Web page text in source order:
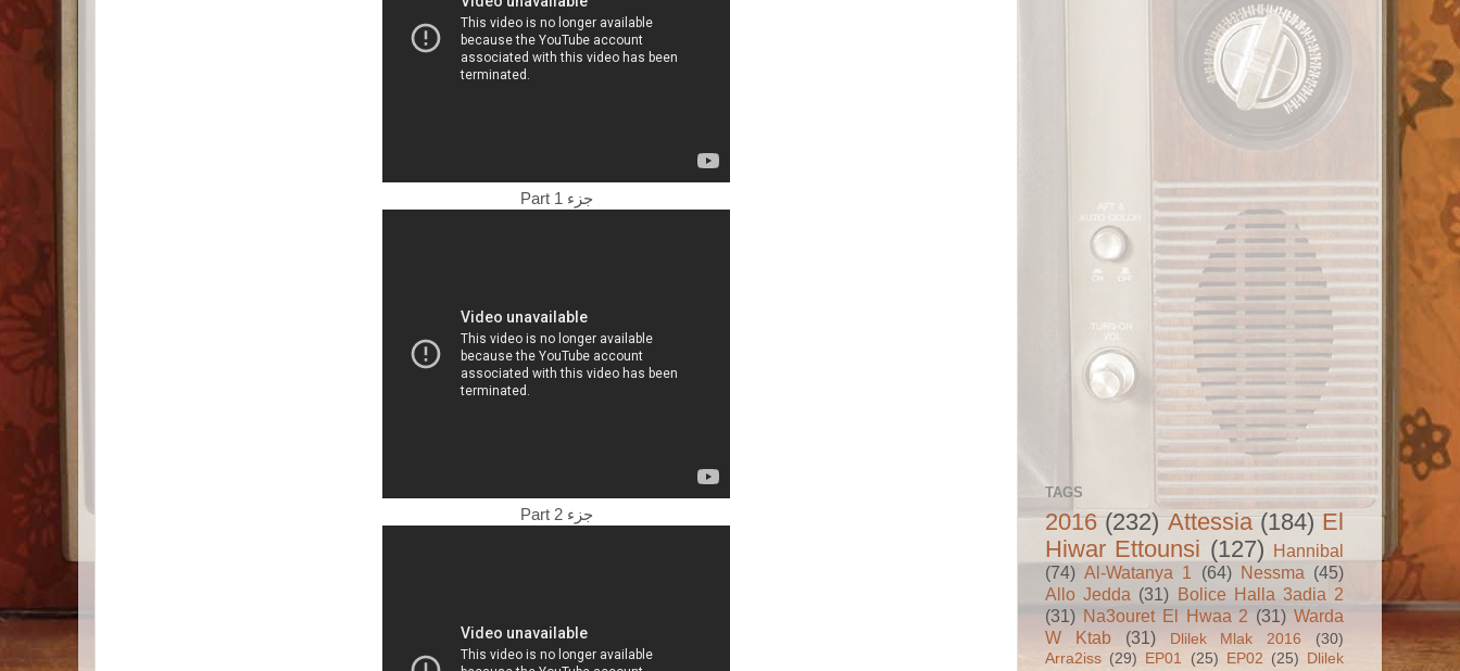
Part 1 جزء
Part 2 جزء
TAGS
2016 (232) Attessia (184) El
Hiwar Ettounsi (127) Hannibal
(74) Al-Watanya 1 (64) Nessma (45)
Allo Jedda (31) Bolice Halla 3adia 2
(31) Na3ouret El Hwaa 2 (31) Warda
W Ktab
(31) Dlilek Mlak 2016
(30)
Arra2iss (29) EP01 (25) EP02 (25) Dlilek